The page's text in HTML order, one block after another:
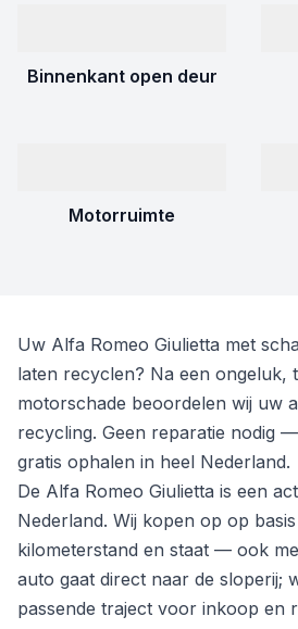
Binnenkant open deur
Motorruimte
Uw Alfa Romeo Giulietta met
laten recyclen? Na een ongeluk,
motorschade beoordelen wij uw
recycling. Geen reparatie nodig
gratis ophalen in heel Nederland.
De Alfa Romeo Giulietta is een
Nederland. Wij kopen op op
kilometerstand en staat — ook
auto gaat direct naar de sloperij;
passende traject voor inkoop en